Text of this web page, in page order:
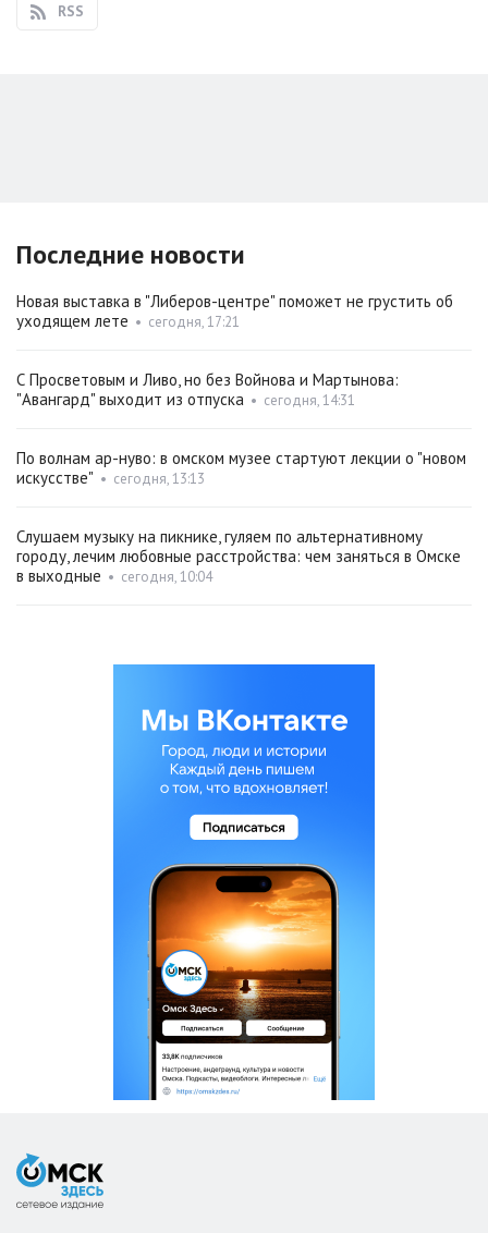
RSS
Последние новости
Новая выставка в "Либеров-центре" поможет не грустить об
уходящем лете • сегодня, 17:21
С Просветовым и Ливо, но без Войнова и Мартынова:
"Авангард" выходит из отпуска • сегодня, 14:31
По волнам ар-нуво: в омском музее стартуют лекции о "новом
искусстве" • сегодня, 13:13
Слушаем музыку на пикнике, гуляем по альтернативному
городу, лечим любовные расстройства: чем заняться в Омске
в выходные • сегодня, 10:04